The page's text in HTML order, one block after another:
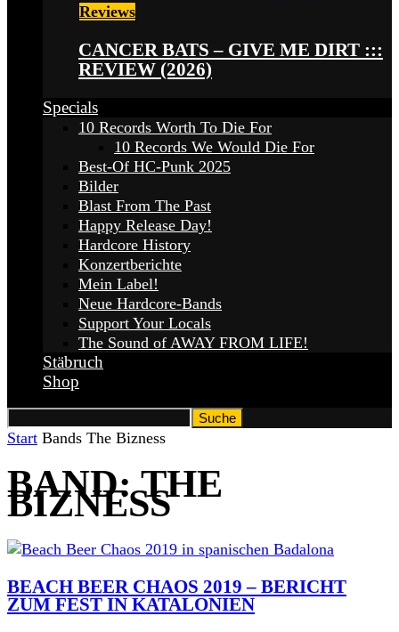
Reviews
CANCER BATS – GIVE ME DIRT :::
REVIEW (2026)
Specials
10 Records Worth To Die For
10 Records We Would Die For
Best-Of HC-Punk 2025
Bilder
Blast From The Past
Happy Release Day!
Hardcore History
Konzertberichte
Mein Label!
Neue Hardcore-Bands
Support Your Locals
The Sound of AWAY FROM LIFE!
Stäbruch
Shop
Start Bands The Bizness
BAND: THE
BIZNESS
BEACH BEER CHAOS 2019 – BERICHT
ZUM FEST IN KATALONIEN